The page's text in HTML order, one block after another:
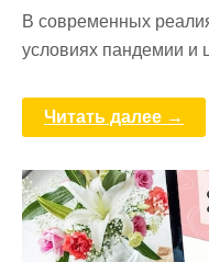
В современных
условиях пандемии
Читать далее →